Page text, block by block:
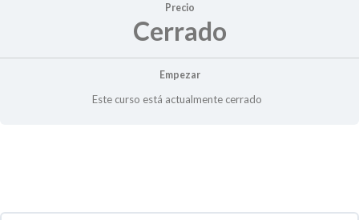
Precio
Cerrado
Empezar
Este curso está actualmente cerrado